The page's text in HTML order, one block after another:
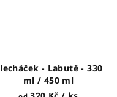
- Labutě - 330
ml / 450 ml